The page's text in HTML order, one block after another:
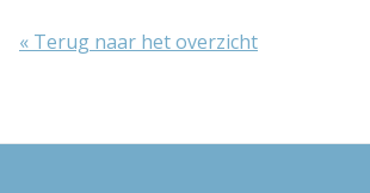
« Terug naar het overzicht